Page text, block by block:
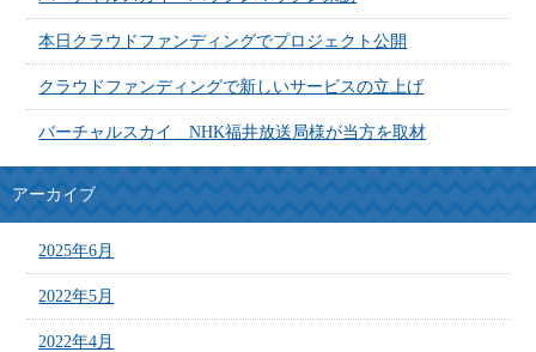
本日クラウドファンディングでプロジェクト公開
クラウドファンディングで新しいサービスの立上げ
バーチャルスカイ NHK福井放送局様が当方を取材
アーカイブ
2025年6月
2022年5月
2022年4月